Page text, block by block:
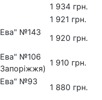
1 934 грн.
1 921 грн.
№143
1 920 грн.
№106
1 910 грн.
№93
1 880 грн.